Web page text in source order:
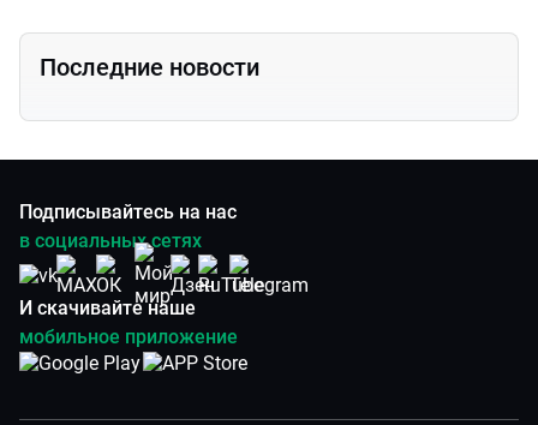
Последние новости
Подписывайтесь на нас
в социальных сетях
И скачивайте наше
мобильное приложение